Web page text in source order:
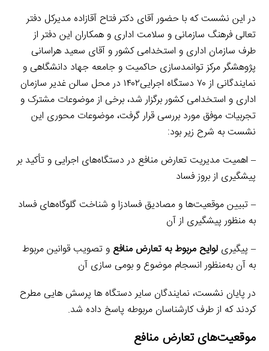
در این نشست که با حضور آقای دکتر فتاح آقازاده مدیرکل دفتر
تعالی فرهنگ سازمانی و سلامت اداری و همکاران این دفتر از
طرف سازمان اداری و استخدامی کشور و آقای سعید هراسانی
پژوهشگر مرکز توانمدسازی حاکمیت و جامعه جهاد دانشگاهی و
نمایندگانی از ۷۰ دستگاه اجرایی۱۴۰۲ در محل سالن غدیر سازمان
اداری و استخدامی کشور برگزار شد، برخی از موضوعات مشترک و
تجربیات موفق مورد بررسی قرار گرفت، موضوعات محوری این
نشست به شرح زیر بود:
– اهمیت مدیریت تعارض منافع در دستگاه‌های اجرایی و تأکید بر
پیشگیری از بروز فساد
– تبیین موقعیت‌ها و مصادیق فسادزا و شناخت گلوگاه‌های فساد
به منظور پیشگیری از آن
– پیگیری لوایح مربوط به تعارض منافعو تصویب قوانین مربوط
به آن به‌منظور انسجام موضوع و بومی سازی آن
در پایان نشست، نمایندگان سایر دستگاه ها پرسش هایی مطرح
کردند که از طرف کارشناسان مربوطه پاسخ داده شد.
موقعیت‌های تعارض منافع